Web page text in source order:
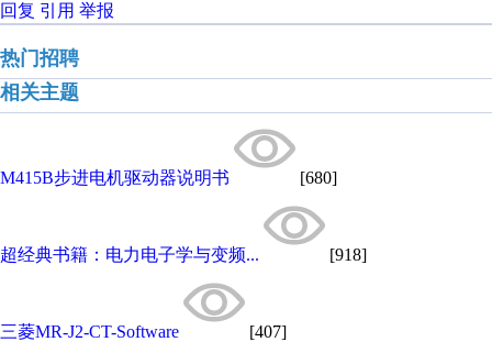
回复 引用 举报
热门招聘
相关主题
M415B步进电机驱动器说明书 [680]
超经典书籍：电力电子学与变频... [918]
三菱MR-J2-CT-Software [407]